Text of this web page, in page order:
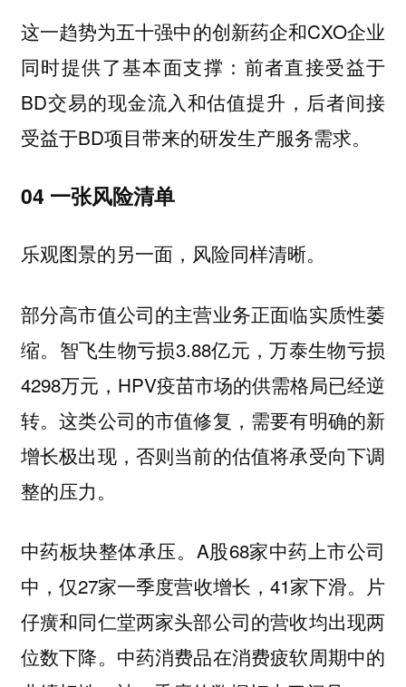
这一趋势为五十强中的创新药企和CXO企业
同时提供了基本面支撑：前者直接受益于
BD交易的现金流入和估值提升，后者间接
受益于BD项目带来的研发生产服务需求。
04 一张风险清单
乐观图景的另一面，风险同样清晰。
部分高市值公司的主营业务正面临实质性萎
缩。智飞生物亏损3.88亿元，万泰生物亏损
4298万元，HPV疫苗市场的供需格局已经逆
转。这类公司的市值修复，需要有明确的新
增长极出现，否则当前的估值将承受向下调
整的压力。
中药板块整体承压。A股68家中药上市公司
中，仅27家一季度营收增长，41家下滑。片
仔癀和同仁堂两家头部公司的营收均出现两
位数下降。中药消费品在消费疲软周期中的